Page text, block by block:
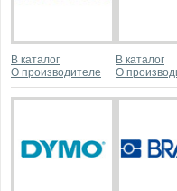
В каталог
О производителе
В каталог
О